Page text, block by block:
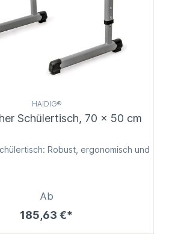
HAIDIG®
Schülertisch, 70 x 50 cm
Robust, ergonomisch und
Ab
185,63 €*